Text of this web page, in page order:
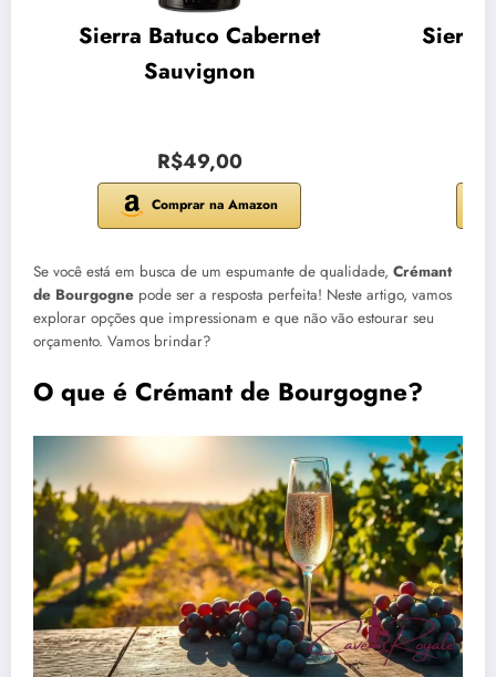
Sierra Batuco Cabernet
Sauvignon
R$49,00
Comprar na Amazon
Sierra
Se você está em busca de um espumante de qualidade, Crémant
de Bourgogne pode ser a resposta perfeita! Neste artigo, vamos
explorar opções que impressionam e que não vão estourar seu
orçamento. Vamos brindar?
O que é Crémant de Bourgogne?